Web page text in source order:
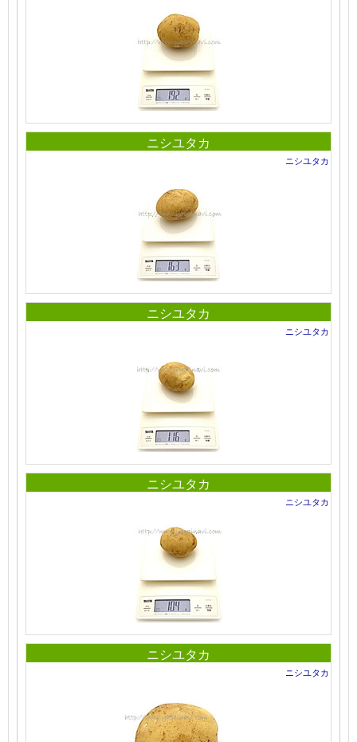
ニシユタカ
ニシユタカ
ニシユタカ
ニシユタカ
ニシユタカ
ニシユタカ
ニシユタカ
ニシユタカ